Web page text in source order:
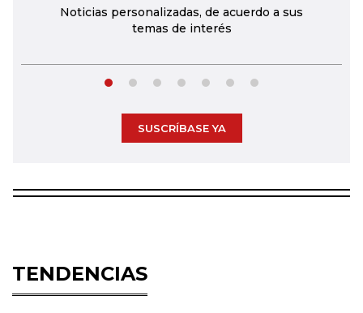
Noticias personalizadas, de acuerdo a sus
temas de interés
SUSCRÍBASE YA
TENDENCIAS